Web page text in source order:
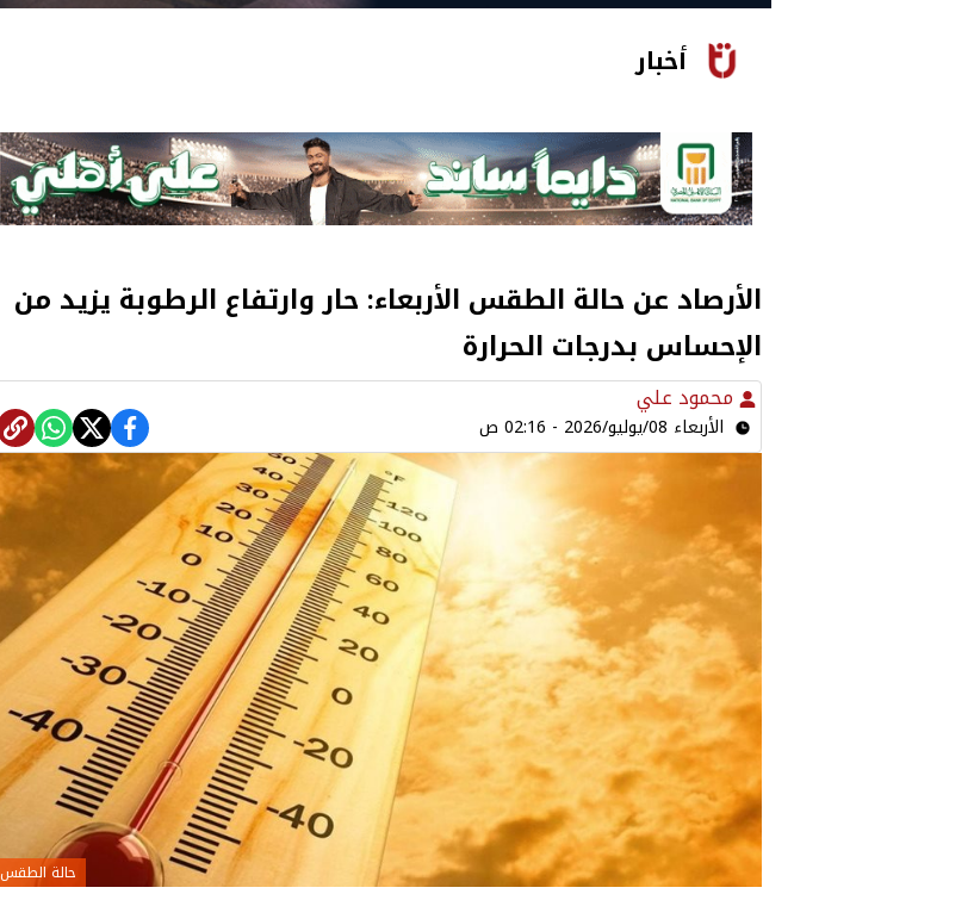
أخبار
الأرصاد عن حالة الطقس الأربعاء: حار وارتفاع الرطوبة يزيد من
الإحساس بدرجات الحرارة
محمود علي
الأربعاء 08/يوليو/2026 - 02:16 ص
حالة الطقس